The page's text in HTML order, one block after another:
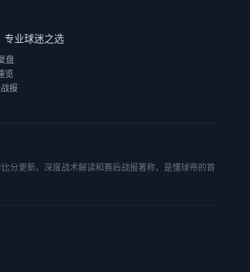
专业球迷之选
盘
览
报
分更新、深度战术解读和赛后战报著称，是懂球帝的首